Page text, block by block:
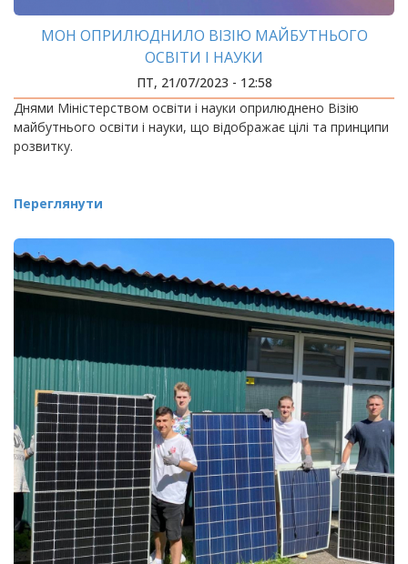
МОН ОПРИЛЮДНИЛО ВІЗІЮ МАЙБУТНЬОГО
ОСВІТИ І НАУКИ
ПТ, 21/07/2023 - 12:58
Днями Міністерством освіти і науки оприлюднено Візію
майбутнього освіти і науки, що відображає цілі та принципи
розвитку.
Переглянути